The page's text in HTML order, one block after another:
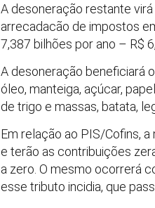
A desoneração restante
arrecadacão de impostos
7,387 bilhões por ano – R$
A desoneração beneficiará
óleo, manteiga, açúcar,
de trigo e massas, batata,
Em relação ao PIS/Cofins,
e terão as contribuições
a zero. O mesmo ocorrerá
esse tributo incidia, que